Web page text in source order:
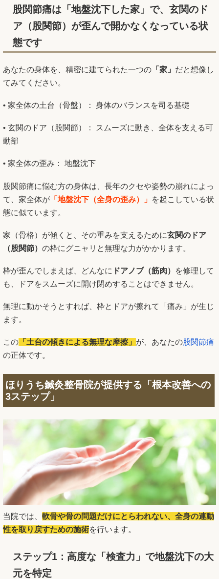
股関節痛は「地盤沈下した家」で、玄関のド
ア（股関節）が歪んで開かなくなっている状
態です
あなたの身体を、精密に建てられた一つの 「家」 だと想像し
てみてください。
• 家全体の土台（骨盤）： 身体のバランスを司る基礎
• 玄関のドア（股関節）： スムーズに動き、全体を支える可
動部
• 家全体の歪み： 地盤沈下
股関節痛に悩む方の身体は、長年のクセや姿勢の崩れによっ
て、家全体が 「地盤沈下（全身の歪み）」 を起こしている状
態に似ています。
家（骨格）が傾くと、その重みを支えるために玄関のドア
（股関節） の枠にグニャリと無理な力がかかります。
枠が歪んでしまえば、どんなに ドアノブ（筋肉）
を修理して
も、ドアをスムーズに開け閉めすることはできません。
無理に動かそうとすれば、枠とドアが擦れて「痛み」が生じ
ます。
この 「土台の傾きによる無理な摩擦」 が、あなたの股関節痛
の正体です。
ほりうち鍼灸整骨院が提供する「根本改善への
3ステップ」
当院では、 軟骨や骨の問題だけにとらわれない、全身の連動
性を取り戻すための施術を行います。
ステップ1：高度な「検査力」で地盤沈下の大
元を特定